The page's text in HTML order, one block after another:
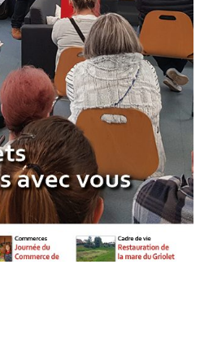
du Domaine Public
et le jardinage